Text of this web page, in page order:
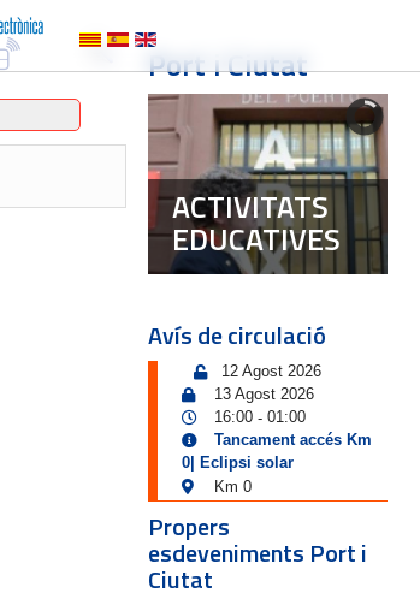
Port i Ciutat
ACTIVITATS
EDUCATIVES
Avís de circulació
12 Agost 2026
13 Agost 2026
16:00- 01:00
Tancament accés Km
0| Eclipsi solar
Km 0
Propers
esdeveniments Port i
Ciutat